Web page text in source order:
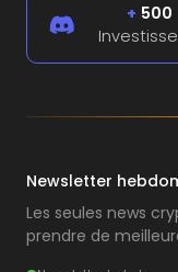
+ 500
Newsletter
Les seules news
prendre de